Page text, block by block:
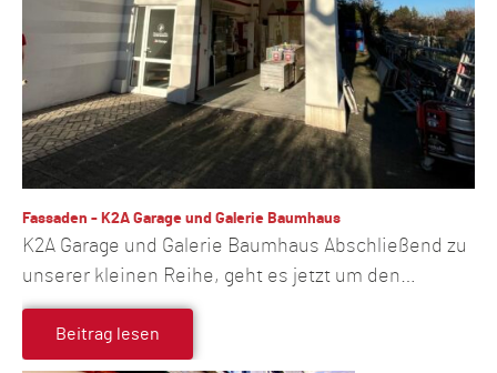
Fassaden - K2A Garage und Galerie Baumhaus
K2A Garage und Galerie Baumhaus Abschließend zu
unserer kleinen Reihe, geht es jetzt um den…
Beitrag lesen